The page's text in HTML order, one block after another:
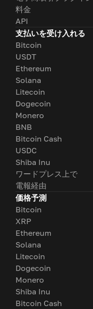
料金
API
支払いを受け入れる
Bitcoin
USDT
Ethereum
Solana
Litecoin
Dogecoin
Monero
BNB
Bitcoin Cash
USDC
Shiba Inu
ワードプレス上で
電報経由
価格予測
Bitcoin
XRP
Ethereum
Solana
Litecoin
Dogecoin
Monero
Shiba Inu
Bitcoin Cash